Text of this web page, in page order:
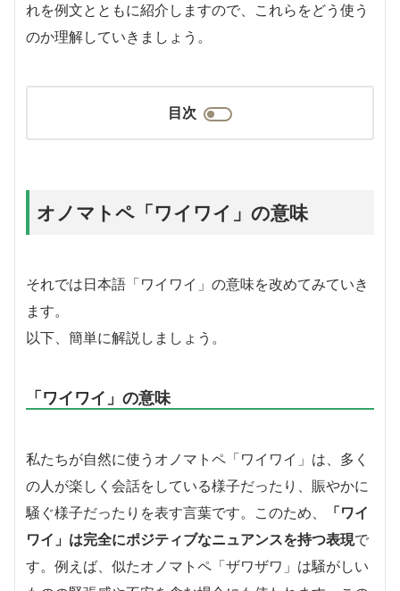
れを例文とともに紹介しますので、これらをどう使う
のか理解していきましょう。
目次
オノマトペ「ワイワイ」の意味
それでは日本語「ワイワイ」の意味を改めてみていき
ます。
以下、簡単に解説しましょう。
「ワイワイ」の意味
私たちが自然に使うオノマトペ「ワイワイ」は、多く
の人が楽しく会話をしている様子だったり、賑やかに
騒ぐ様子だったりを表す言葉です。このため、
「ワイ
ワイ」は完全にポジティブなニュアンスを持つ表現で
す。例えば、似たオノマトペ「ザワザワ」は騒がしい